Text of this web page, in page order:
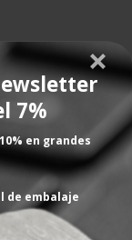
7%
en grandes
de embalaje